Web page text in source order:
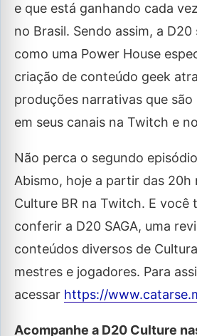
e que está ganhando cada
no Brasil. Sendo assim, a D20
como uma Power House
criação de conteúdo geek
produções narrativas que
em seus canais na Twitch e
Não perca o segundo
Abismo, hoje a partir das 20h
Culture BR na Twitch. E você
conferir a D20 SAGA, uma
conteúdos diversos de
mestres e jogadores. Para
acessar https://
Acompanhe a D20 Culture